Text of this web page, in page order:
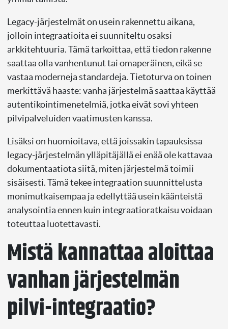
Legacy-järjestelmät on usein rakennettu aikana,
jolloin integraatioita ei suunniteltu osaksi
arkkitehtuuria. Tämä tarkoittaa, että tiedon rakenne
saattaa olla vanhentunut tai omaperäinen, eikä se
vastaa moderneja standardeja. Tietoturva on toinen
merkittävä haaste: vanha järjestelmä saattaa käyttää
autentikointimenetelmiä, jotka eivät sovi yhteen
pilvipalveluiden vaatimusten kanssa.
Lisäksi on huomioitava, että joissakin tapauksissa
legacy-järjestelmän ylläpitäjällä ei enää ole kattavaa
dokumentaatiota siitä, miten järjestelmä toimii
sisäisesti. Tämä tekee integraation suunnittelusta
monimutkaisempaa ja edellyttää usein käänteistä
analysointia ennen kuin integraatioratkaisu voidaan
toteuttaa luotettavasti.
Mistä kannattaa aloittaa
vanhan järjestelmän
pilvi-integraatio?